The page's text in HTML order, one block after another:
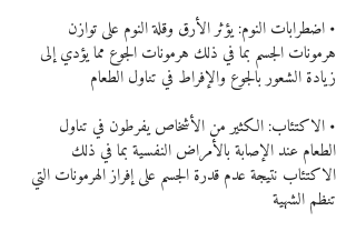
• اضطرابات النوم: يؤثر الأرق وقلة النوم على توازن
هرمونات الجسم بما في ذلك هرمونات الجوع مما يؤدي إلى
زيادة الشعور بالجوع والإفراط في تناول الطعام
• الاكتئاب: الكثير من الأشخاص يفرطون في تناول
الطعام عند الإصابة بالأمراض النفسية بما في ذلك
الاكتئاب نتيجة عدم قدرة الجسم على إفراز الهرمونات التي
تنظم الشهية